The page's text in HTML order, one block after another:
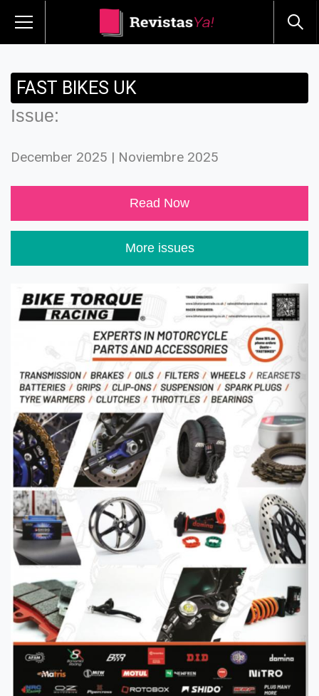
FAST BIKES UK
Issue:
December 2025 | Noviembre 2025
Read Now
More issues